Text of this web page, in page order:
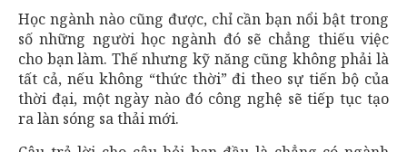
Học ngành nào cũng được, chỉ cần bạn nổi bật trong
số những người học ngành đó sẽ chẳng thiếu việc
cho bạn làm. Thế nhưng kỹ năng cũng không phải là
tất cả, nếu không “thức thời” đi theo sự tiến bộ của
thời đại, một ngày nào đó công nghệ sẽ tiếp tục tạo
ra làn sóng sa thải mới.